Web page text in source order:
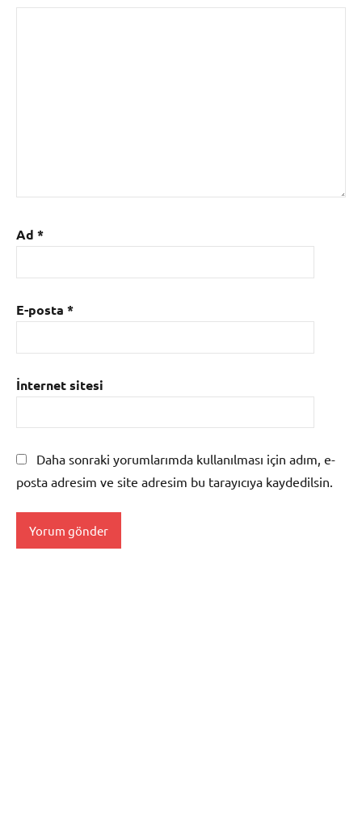
Ad *
E-posta *
İnternet sitesi
Daha sonraki yorumlarımda kullanılması için adım, e-
posta adresim ve site adresim bu tarayıcıya kaydedilsin.